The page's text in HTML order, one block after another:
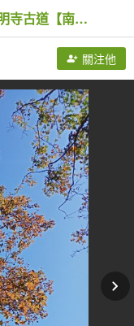
桃園大溪石門水庫楓林步道、齋明寺古道【南山神壽任務】
關注他